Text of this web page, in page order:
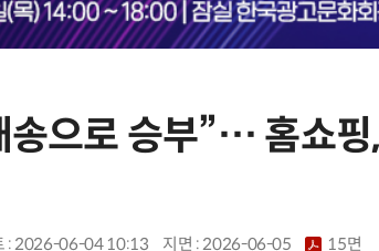
으로 승부”… 홈쇼핑
: 2026-06-04 10:13 지면 :2026-06-05 15면